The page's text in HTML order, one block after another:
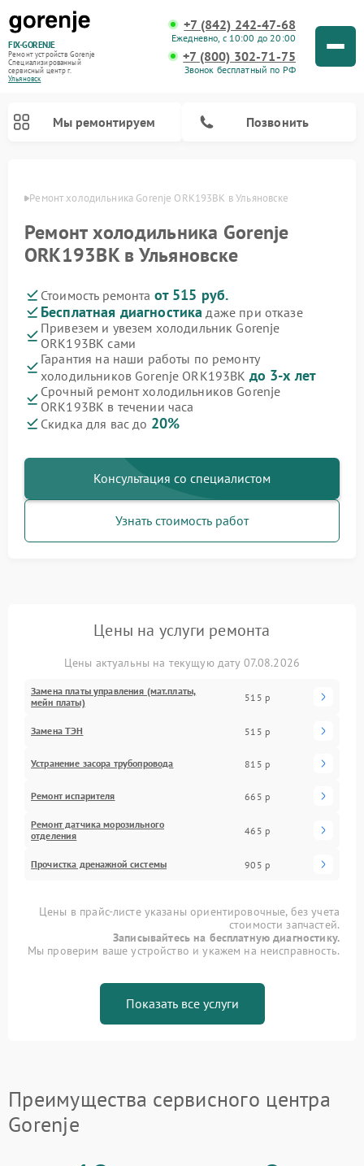
FIX-GORENJE
Ремонт устройств Gorenje
Специализированный
cервисный центр г.
Ульяновск
+7 (842) 242-47-68
Ежедневно, с 10:00 до 20:00
+7 (800) 302-71-75
Звонок бесплатный по РФ
Мы ремонтируем Позвонить
Ремонт холодильника Gorenje ORK193BK в Ульяновске
Ремонт холодильника Gorenje
ORK193BK в Ульяновске
Стоимость ремонта от 515 руб.
Бесплатная диагностика даже при отказе
Привезем и увезем холодильник Gorenje
ORK193BK сами
Гарантия на наши работы по ремонту
холодильников Gorenje ORK193BK до 3-х лет
Срочный ремонт холодильников Gorenje
ORK193BK в течении часа
Скидка для вас до 20%
Консультация со специалистом
Узнать стоимость работ
Цены на услуги ремонта
Цены актуальны на текущую дату 07.08.2026
Замена платы управления (мат.платы,
мейн платы)
515 р
Замена ТЭН 515 р
Устранение засора трубопровода 815 р
Ремонт испарителя 665 р
Ремонт датчика морозильного
отделения
465 р
Прочистка дренажной системы 905 р
Цены в прайс-листе указаны ориентировочные, без учета
стоимости запчастей.
Записывайтесь на бесплатную диагностику.
Мы проверим ваше устройство и укажем на неисправность.
Показать все услуги
Преимущества сервисного центра
Gorenje